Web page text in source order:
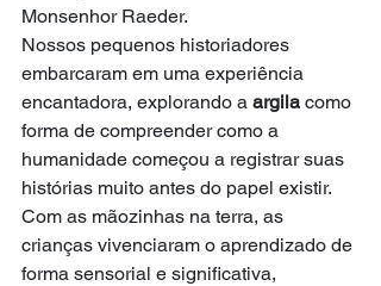
Monsenhor Raeder.
Nossos pequenos historiadores
embarcaram em uma experiência
encantadora, explorando a argila como
forma de compreender como a
humanidade começou a registrar suas
histórias muito antes do papel existir.
Com as mãozinhas na terra, as
crianças vivenciaram o aprendizado de
forma sensorial e significativa,